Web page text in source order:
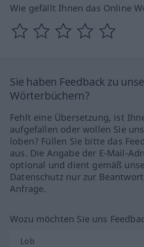
Wie gefällt Ihnen das Online
Sie haben Feedback zu
Wörterbüchern?
Fehlt eine Übersetzung, ist
aufgefallen oder wollen Sie
loben? Füllen Sie bitte das
aus. Die Angabe der E-Mail-
optional und dient gemäß
Datenschutz nur zur
Anfrage.
Wozu möchten Sie uns